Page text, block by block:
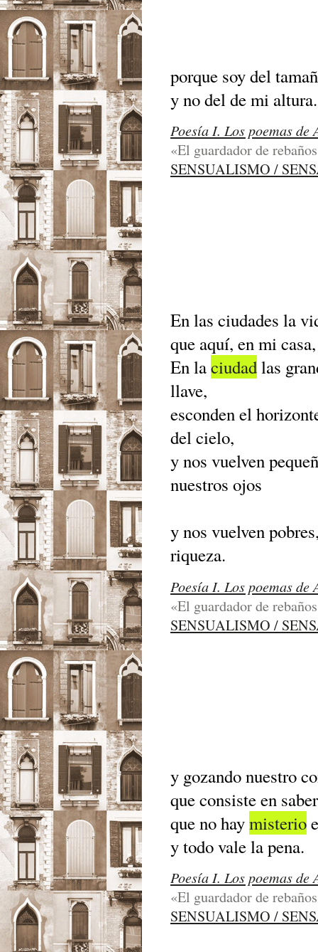
porque soy del
y no del de mi
Poesía I. Los poemas
«El guardador de
SENSUALISMO /
En las ciudades la
que aquí, en mi
En laciudadlas
llave,
esconden el
del cielo,
y nos vuelven
nuestros ojos
y nos vuelven
riqueza.
Poesía I. Los poemas
«El guardador de
SENSUALISMO /
y gozando nuestro
que consiste en
que no haymisterio
y todo vale la pena.
Poesía I. Los poemas
«El guardador de
SENSUALISMO /